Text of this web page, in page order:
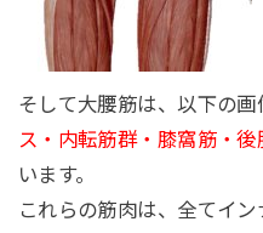
そして大腰筋は、以下の画
ス・内転筋群・膝窩筋・
います。
これらの筋肉は、全てイ